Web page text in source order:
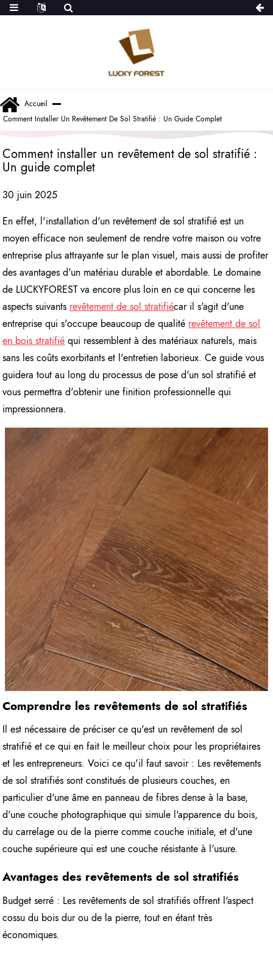
Accueil
Comment Installer Un Revêtement De Sol Stratifié : Un Guide Complet
Comment installer un revêtement de sol stratifié :
Un guide complet
30 juin 2025
En effet, l'installation d'un revêtement de sol stratifié est un
moyen efficace non seulement de rendre votre maison ou votre
entreprise plus attrayante sur le plan visuel, mais aussi de profiter
des avantages d'un matériau durable et abordable. Le domaine
de LUCKYFOREST va encore plus loin en ce qui concerne les
aspects suivants revêtement de sol stratifiécar il s'agit d'une
entreprise qui s'occupe beaucoup de qualité revêtement de sol
en bois stratifié qui ressemblent à des matériaux naturels, mais
sans les coûts exorbitants et l'entretien laborieux. Ce guide vous
guidera tout au long du processus de pose d'un sol stratifié et
vous permettra d'obtenir une finition professionnelle qui
impressionnera.
Comprendre les revêtements de sol stratifiés
Il est nécessaire de préciser ce qu'est un revêtement de sol
stratifié et ce qui en fait le meilleur choix pour les propriétaires
et les entrepreneurs. Voici ce qu'il faut savoir : Les revêtements
de sol stratifiés sont constitués de plusieurs couches, en
particulier d'une âme en panneau de fibres dense à la base,
d'une couche photographique qui simule l'apparence du bois,
du carrelage ou de la pierre comme couche initiale, et d'une
couche supérieure qui est une couche résistante à l'usure.
Avantages des revêtements de sol stratifiés
Budget serré : Les revêtements de sol stratifiés offrent l'aspect
cossu du bois dur ou de la pierre, tout en étant très
économiques.